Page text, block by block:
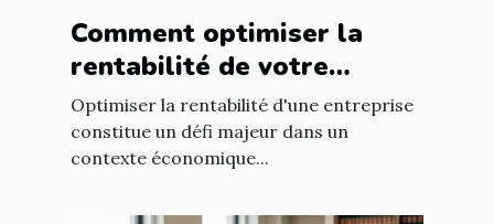
Comment optimiser la
rentabilité de votre
entreprise avec des
stratégies efficaces ?
Optimiser la rentabilité d'une entreprise
constitue un défi majeur dans un
contexte économique...